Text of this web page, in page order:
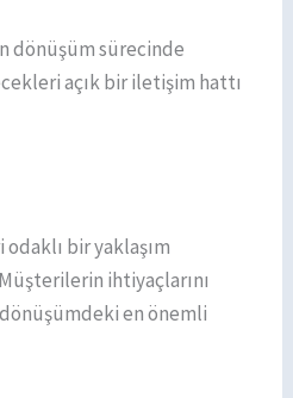
dönüşüm sürecinde
açık bir iletişim hattı
bir yaklaşım
ihtiyaçlarını
en önemli